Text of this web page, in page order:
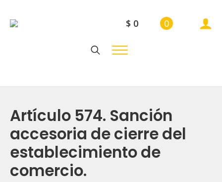
$ 0 0
Artículo 574. Sanción
accesoria de cierre del
establecimiento de
comercio.